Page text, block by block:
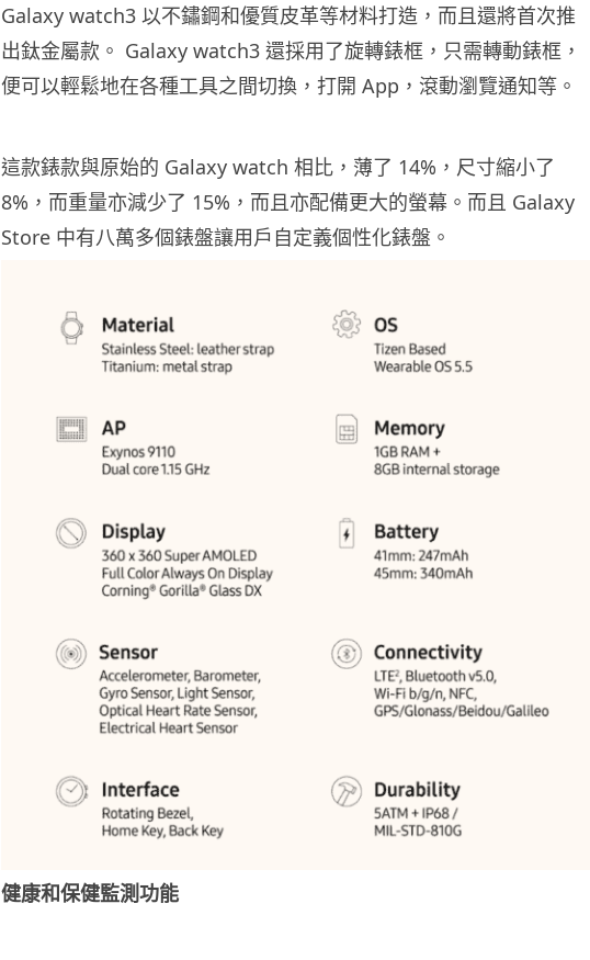
Galaxy watch3 以不鏽鋼和優質皮革等材料打造，而且還將首次推
出鈦金屬款。 Galaxy watch3 還採用了旋轉錶框， 只需轉動錶框 ，
便可以輕鬆地在各種工具之間切換，打開 App，滾動瀏覽通知等。
這款錶款與原始的 Galaxy watch 相比，薄了 14%，尺寸縮小了
8%，而重量亦減少了 15%，而且亦配備更大的螢幕。而且 Galaxy
Store 中有八萬多個錶盤讓用戶自定義個性化錶盤。
健康和保健監測功能